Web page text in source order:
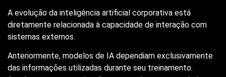
A evolução da inteligência artificial corporativa está
diretamente relacionada à capacidade de interação com
sistemas externos.
Anteriormente, modelos de IA dependiam exclusivamente
das informações utilizadas durante seu treinamento.